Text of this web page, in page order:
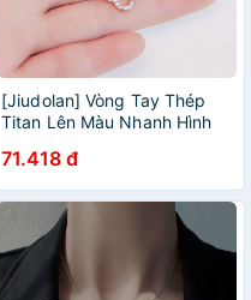
[Jiudolan] Vòng Tay Thép
Titan Lên Màu Nhanh Hình
Thời Trang Cho Nữ
71.418 đ